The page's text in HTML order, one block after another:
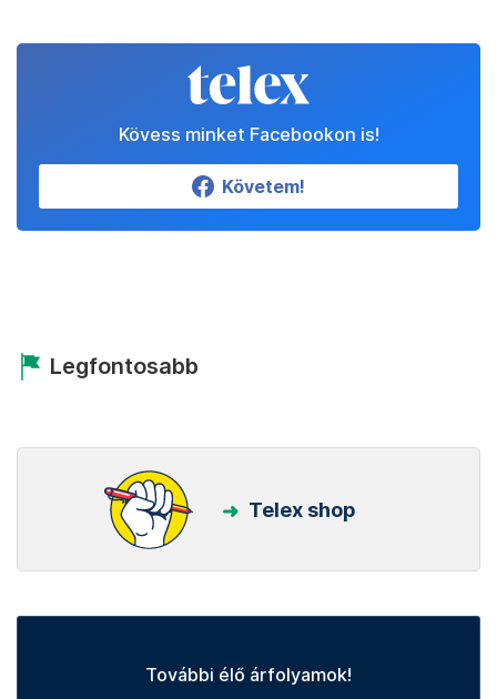
Kövess minket Facebookon is!
Követem!
Legfontosabb
Telex shop
További élő árfolyamok!